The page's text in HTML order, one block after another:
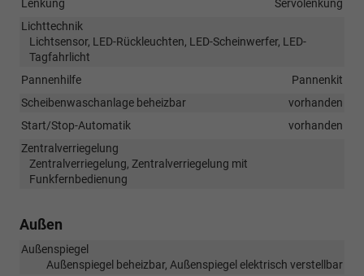
Lenkung
Servolenkung
Lichttechnik
Lichtsensor, LED-Rückleuchten, LED-Scheinwerfer, LED-
Tagfahrlicht
Pannenhilfe
Pannenkit
Scheibenwaschanlage beheizbar
vorhanden
Start/Stop-Automatik
vorhanden
Zentralverriegelung
Zentralverriegelung, Zentralverriegelung mit
Funkfernbedienung
Außen
Außenspiegel
Außenspiegel beheizbar, Außenspiegel elektrisch verstellbar